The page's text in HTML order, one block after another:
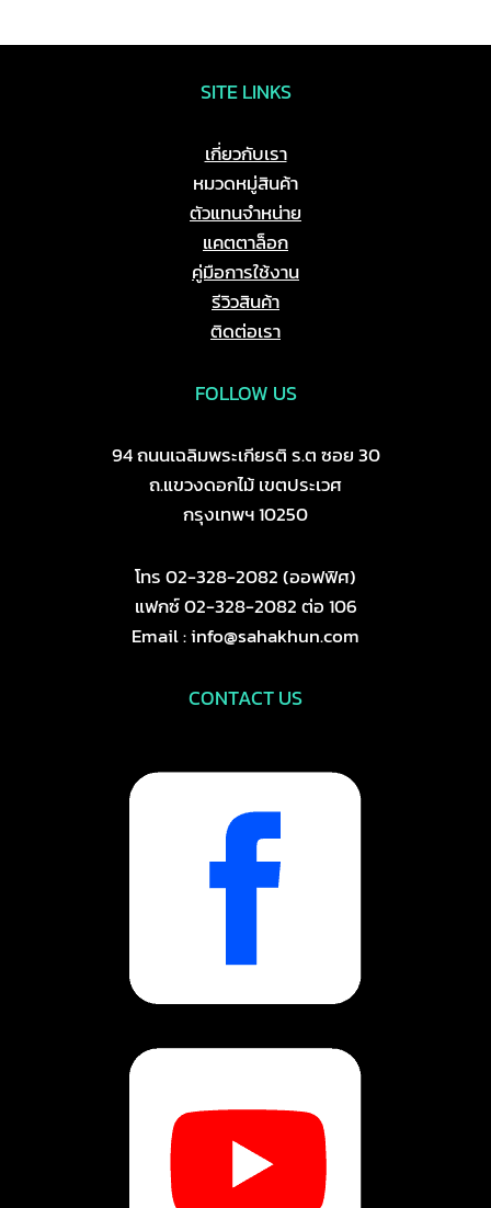
options
be
chosen
on
the
product
page
SITE LINKS
เกี่ยวกับเรา
หมวดหมู่สินค้า
ตัวแทนจำหน่าย
แคตตาล็อก
คู่มือการใช้งาน
รีวิวสินค้า
ติดต่อเรา
FOLLOW US
94 ถนนเฉลิมพระเกียรติ ร.ต ซอย 30
ถ.แขวงดอกไม้ เขตประเวศ
กรุงเทพฯ 10250
โทร 02-328-2082 (ออฟฟิศ)
แฟกซ์ 02-328-2082 ต่อ 106
Email : info@sahakhun.com
CONTACT US